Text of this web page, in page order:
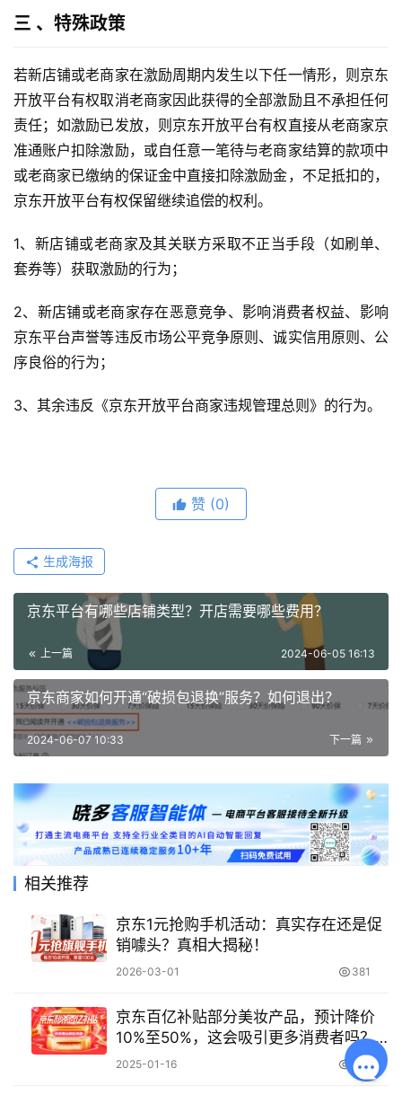
三 、特殊政策
若新店铺或老商家在激励周期内发生以下任一情形，则京东
开放平台有权取消老商家因此获得的全部激励且不承担任何
责任；如激励已发放，则京东开放平台有权直接从老商家京
准通账户扣除激励，或自任意一笔待与老商家结算的款项中
或老商家已缴纳的保证金中直接扣除激励金，不足抵扣的，
京东开放平台有权保留继续追偿的权利。
1、新店铺或老商家及其关联方采取不正当手段（如刷单、
套券等）获取激励的行为；
2、新店铺或老商家存在恶意竞争、影响消费者权益、影响
京东平台声誉等违反市场公平竞争原则、诚实信用原则、公
序良俗的行为；
3、其余违反《京东开放平台商家违规管理总则》的行为。
赞 (0)
生成海报
京东平台有哪些店铺类型？开店需要哪些费用？
上一篇 2024-06-05 16:13
京东商家如何开通“破损包退换”服务？如何退出？
下一篇
2024-06-07 10:33
相关推荐
京东1元抢购手机活动：真实存在还是促
销噱头？真相大揭秘！
2026-03-01 381
京东百亿补贴部分美妆产品，预计降价
10%至50%，这会吸引更多消费者吗？
会，但同时存在一定限制因素！
2025-01-16 1.1K